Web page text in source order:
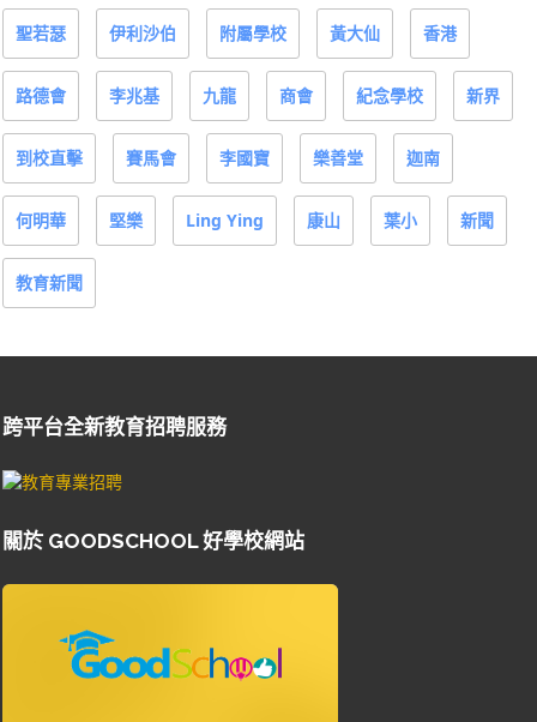
聖若瑟 伊利沙伯 附屬學校 黃大仙 香港
路德會 李兆基 九龍 商會 紀念學校 新界
到校直擊 賽馬會 李國寶 樂善堂 迦南
何明華 堅樂 Ling Ying 康山 葉小 新聞
教育新聞
跨平台全新教育招聘服務
關於 GOODSCHOOL 好學校網站